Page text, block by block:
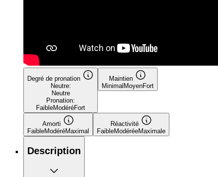
Degré de pronation
Neutre:
Neutre
Pronation:
FaibleModéréFort
Maintien
Minimal MoyenFort
Amorti
FaibleModéréMaximal
Réactivité
FaibleModéréeMaximale
Description